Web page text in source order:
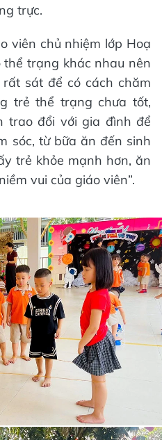
trực.
viên chủ nhiệm lớp Hoạ
thể trạng khác nhau nên
sát để có cách chăm
trẻ thể trạng chưa tốt,
trao đổi với gia đình để
sóc, từ bữa ăn đến sinh
trẻ khỏe mạnh hơn, ăn
vui của giáo viên”.